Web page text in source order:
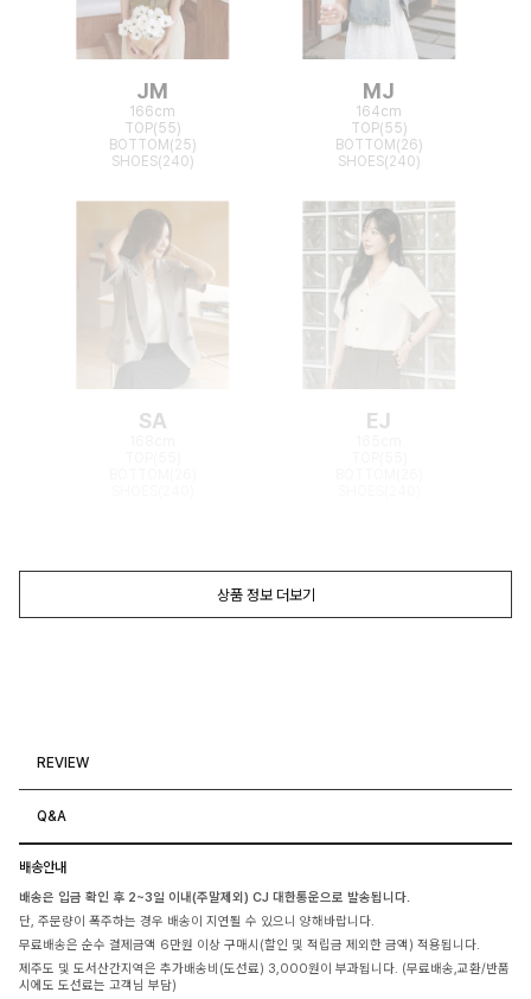
JM
166cm
TOP(55)
BOTTOM(25)
SHOES(240)
MJ
164cm
TOP(55)
BOTTOM(26)
SHOES(240)
SA EJ
상품 정보 더보기
REVIEW
Q&A
배송안내
배송은 입금 확인 후 2~3일 이내(주말제외) CJ 대한통운으로 발송됩니다.
단, 주문량이 폭주하는 경우 배송이 지연될 수 있으니 양해바랍니다.
무료배송은 순수 결제금액 6만원 이상 구매시(할인 및 적립금 제외한 금액) 적용됩니다.
제주도 및 도서산간지역은 추가배송비(도선료) 3,000원이 부과됩니다. (무료배송,교환/반품
시에도 도선료는 고객님 부담)